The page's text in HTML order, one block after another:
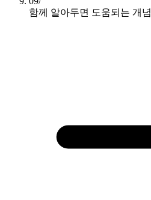
함께 알아두면 도움되는 개념